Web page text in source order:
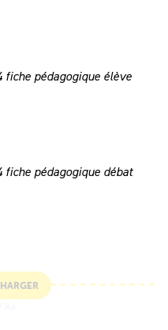
fiche pédagogique élève
fiche pédagogique débat